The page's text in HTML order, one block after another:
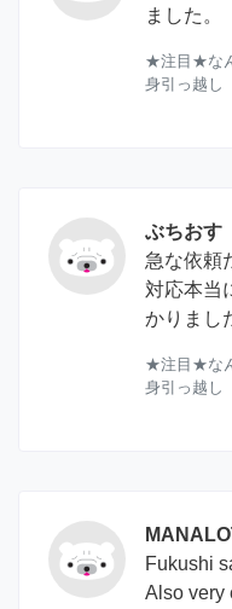
ました。
★注目★な
身引っ越し
ぶちおす
急な依頼
対応本当
かりまし
★注目★な
身引っ越し
Fukushi
Also very